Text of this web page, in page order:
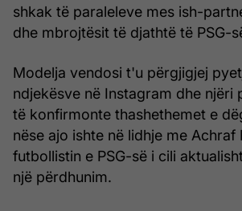
shkak të paraleleve mes ish-
dhe mbrojtësit të djathtë të PSG-
Modelja vendosi t'u përgjigjej
ndjekësve në Instagram dhe njëri
të konfirmonte thashethemet e
nëse ajo ishte në lidhje me Achraf
futbollistin e PSG-së i cili
një përdhunim.